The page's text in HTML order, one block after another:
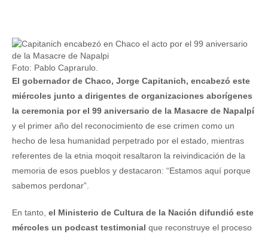
Foto: Pablo Caprarulo.
El gobernador de Chaco, Jorge Capitanich, encabezó este
miércoles junto a dirigentes de organizaciones aborígenes
la ceremonia por el 99 aniversario de la Masacre de Napalpí
y el primer año del reconocimiento de ese crimen como un
hecho de lesa humanidad perpetrado por el estado, mientras
referentes de la etnia moqoit resaltaron la reivindicación de la
memoria de esos pueblos y destacaron: “Estamos aquí porque
sabemos perdonar”.
En tanto, el Ministerio de Cultura de la Nación difundió este
mércoles un podcast testimonial que reconstruye el proceso